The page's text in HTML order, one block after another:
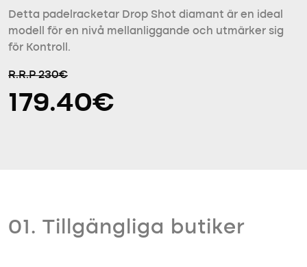
Detta padelracketar Drop Shot diamant är en ideal
modell för en nivå mellanliggande och utmärker sig
för Kontroll.
R.R.P 230€
179.40€
01. Tillgängliga butiker